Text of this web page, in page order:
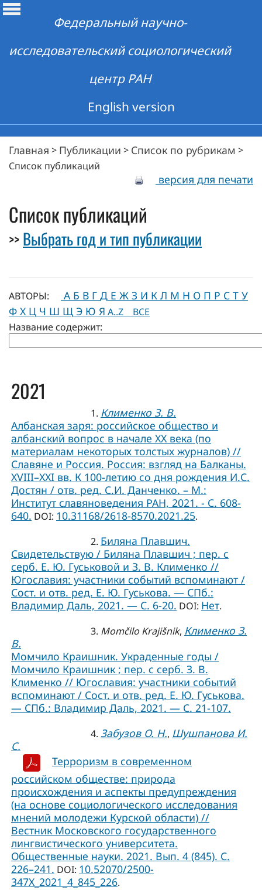
Федеральный научно-
исследовательский социологический
центр РАН
English version
Главная > Публикации > Список по рубрикам >
Список публикаций
версия для печати
Список публикаций
>>Выбрать год и тип публикации
АВТОРЫ: А Б В Г Д Е Ж З И К Л М Н О П Р С Т У
Ф Х Ц Ч Ш Щ Э Ю Я A..Z ВСЕ
Название содержит:
2021
1. Клименко З. В.
Албанская заря: российское общество и
албанский вопрос в начале ХХ века (по
материалам некоторых толстых журналов) //
Славяне и Россия. Россия: взгляд на Балканы.
XVIII–ХХI вв. К 100-летию со дня рождения И.С.
Достян / отв. ред. С.И. Данченко. – М.:
Институт славяноведения РАН, 2021. - С. 608-
640. DOI: 10.31168/2618-8570.2021.25.
2. Биляна Плавшич.
Свидетельствую / Биляна Плавшич ; пер. с
серб. Е. Ю. Гуськовой и З. В. Клименко //
Югославия: участники событий вспоминают /
Сост. и отв. ред. Е. Ю. Гуськова. — СПб.:
Владимир Даль, 2021. — С. 6-20. DOI: Нет.
3. Momčilo Krajišnik, Клименко З.
В.
Момчило Краишник. Украденные годы /
Момчило Краишник ; пер. с серб. З. В.
Клименко // Югославия: участники событий
вспоминают / Сост. и отв. ред. Е. Ю. Гуськова.
— СПб.: Владимир Даль, 2021. — С. 21-107.
4. Забузов О. Н., Шушпанова И.
С.
Терроризм в современном
российском обществе: природа
происхождения и аспекты предупреждения
(на основе социологического исследования
мнений молодежи Курской области) //
Вестник Московского государственного
лингвистического университета.
Общественные науки. 2021. Вып. 4 (845). С.
226–241. DOI: 10.52070/2500-
347X_2021_4_845_226.